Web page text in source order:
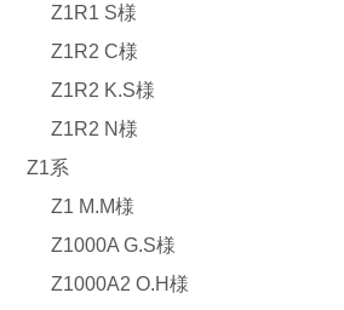
Z1R1 S様
Z1R2 C様
Z1R2 K.S様
Z1R2 N様
Z1系
Z1 M.M様
Z1000A G.S様
Z1000A2 O.H様